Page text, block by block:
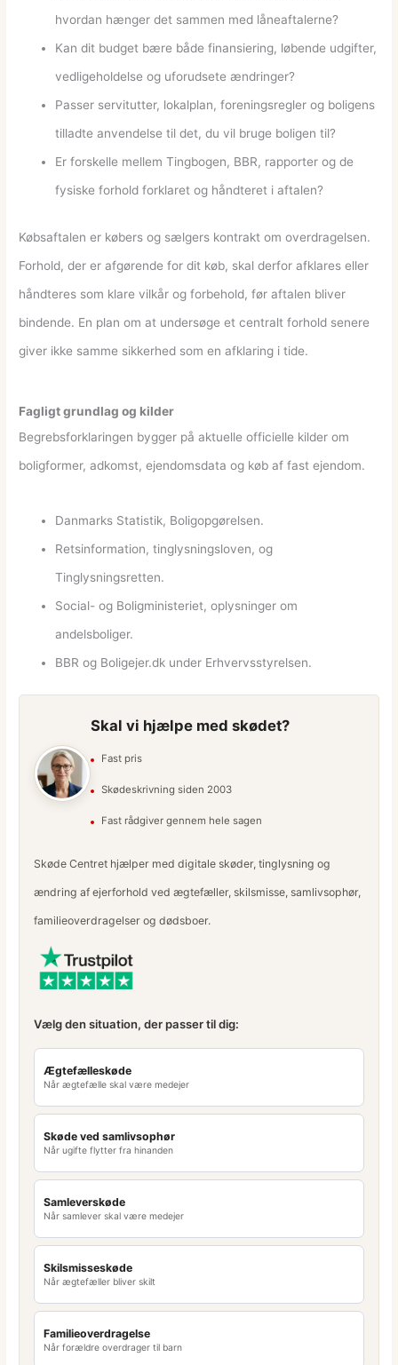
hvordan hænger det sammen med låneaftalerne?
Kan dit budget bære både finansiering, løbende udgifter,
vedligeholdelse og uforudsete ændringer?
Passer servitutter, lokalplan, foreningsregler og boligens
tilladte anvendelse til det, du vil bruge boligen til?
Er forskelle mellem Tingbogen, BBR, rapporter og de
fysiske forhold forklaret og håndteret i aftalen?
Købsaftalen er købers og sælgers kontrakt om overdragelsen.
Forhold, der er afgørende for dit køb, skal derfor afklares eller
håndteres som klare vilkår og forbehold, før aftalen bliver
bindende. En plan om at undersøge et centralt forhold senere
giver ikke samme sikkerhed som en afklaring i tide.
Fagligt grundlag og kilder
Begrebsforklaringen bygger på aktuelle officielle kilder om
boligformer, adkomst, ejendomsdata og køb af fast ejendom.
Danmarks Statistik, Boligopgørelsen.
Retsinformation, tinglysningsloven, og
Tinglysningsretten.
Social- og Boligministeriet, oplysninger om
andelsboliger.
BBR og Boligejer.dk under Erhvervsstyrelsen.
Skal vi hjælpe med skødet?
Fast pris
Skødeskrivning siden 2003
Fast rådgiver gennem hele sagen
Skøde Centret hjælper med digitale skøder, tinglysning og
ændring af ejerforhold ved ægtefæller, skilsmisse, samlivsophør,
familieoverdragelser og dødsboer.
Vælg den situation, der passer til dig:
Ægtefælleskøde
Når ægtefælle skal være medejer
Skøde ved samlivsophør
Når ugifte flytter fra hinanden
Samleverskøde
Når samlever skal være medejer
Skilsmisseskøde
Når ægtefæller bliver skilt
Familieoverdragelse
Når forældre overdrager til barn